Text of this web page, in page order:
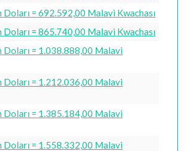
Doları = 692.592,00 Malavi Kwachası
Doları = 865.740,00 Malavi Kwachası
Doları = 1.038.888,00 Malavi
Doları = 1.212.036,00 Malavi
Doları = 1.385.184,00 Malavi
Doları = 1.558.332,00 Malavi